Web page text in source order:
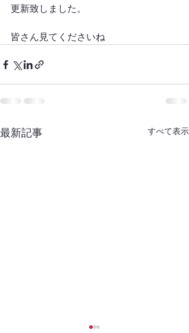
更新致しました。
皆さん見てくださいね
最新記事 すべて表示